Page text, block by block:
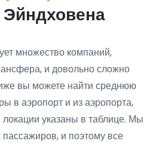
Эйндховена
множество компаний,
и довольно сложно
вы можете найти среднюю
в аэропорт и из аэропорта,
указаны в таблице. Мы
и поэтому все